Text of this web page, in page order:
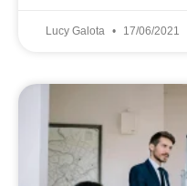
Lucy Galota 17/06/2021